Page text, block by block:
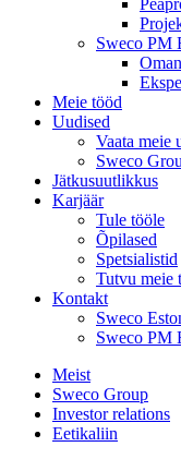
Sweco PM
Meie tööd
Uudised
Vaata meie
Sweco
Jätkusuutlikkus
Karjäär
Tule tööle
Õpilased
Spetsialistid
Tutvu meie
Kontakt
Sweco
Sweco PM
Meist
Sweco Group
Investor relations
Eetikaliin